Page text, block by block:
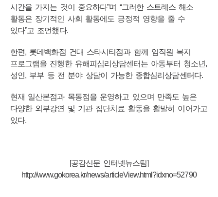
시간을 가지는 것이 중요하다”며 “그러한 스트레스 해소
활동은 장기적인 사회 활동에도 긍정적 영향을 줄 수
있다”고 조언했다.
한편, 롯데백화점 건대 스타시티점과 함께 임직원 복지
프로그램을 진행한 유해피심리상담센터는 아동부터 청소년,
성인, 부부 등 전 분야 상담이 가능한 종합심리상담센터다.
현재 일산본점과 목동점을 운영하고 있으며 만족도 높은
다양한 외부강연 및 기관 집단치료 활동을 활발히 이어가고
있다.
[공감신문 인터넷뉴스팀]
http://www.gokorea.kr/news/articleView.html?idxno=52790